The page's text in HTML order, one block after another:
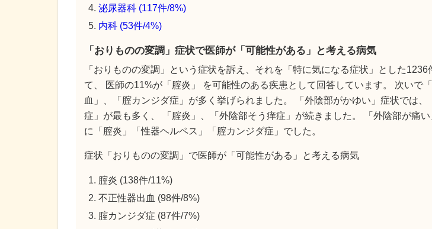
泌尿器科 (117件/8%)
内科 (53件/4%)
「おりものの変調」症状で医師が「可能性がある」と考える病気
「おりものの変調」という症状を訴え、それを「特に気になる症状」とした1236
て、 医師の11%が「腟炎」 を可能性のある疾患として回答しています。 次いで
血」、「腟カンジダ症」が多く挙げられました。 「外陰部がかゆい」症状では、
症」が最も多く、 「腟炎」、「外陰部そう痒症」が続きました。 「外陰部が痛
に「腟炎」「性器ヘルペス」「腟カンジダ症」でした。
症状「おりものの変調」で医師が「可能性がある」と考える病気
腟炎 (138件/11%)
不正性器出血 (98件/8%)
腟カンジダ症 (87件/7%)